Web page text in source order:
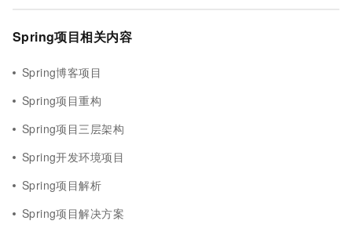
Spring项目相关内容
Spring博客项目
Spring项目重构
Spring项目三层架构
Spring开发环境项目
Spring项目解析
Spring项目解决方案